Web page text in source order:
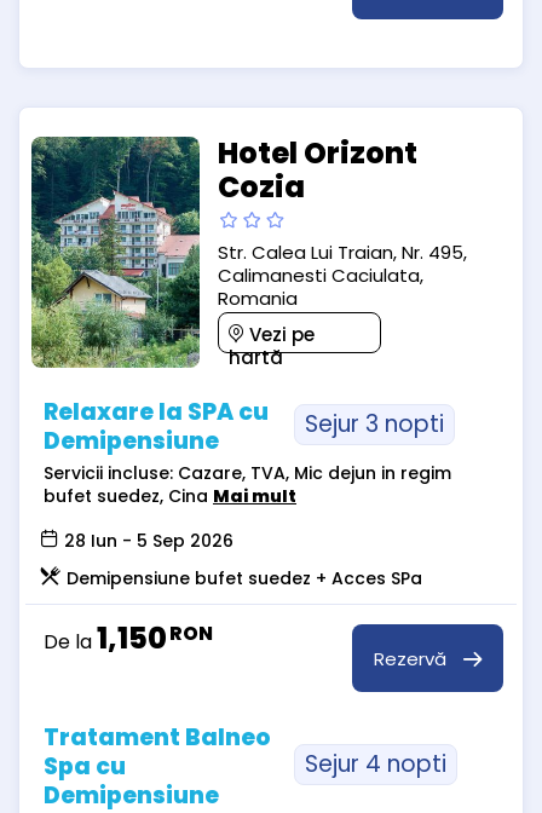
Hotel Orizont
Cozia
Str. Calea Lui Traian, Nr. 495,
Calimanesti Caciulata,
Romania
Vezi pe
hartă
Relaxare la SPA cu
Demipensiune
Sejur 3 nopti
Servicii incluse: Cazare, TVA, Mic dejun in regim
bufet suedez, Cina Mai mult
28 Iun - 5 Sep 2026
Demipensiune bufet suedez + Acces SPa
De la1,150RON
Rezervă
Tratament Balneo
Spa cu
Demipensiune
Sejur 4 nopti